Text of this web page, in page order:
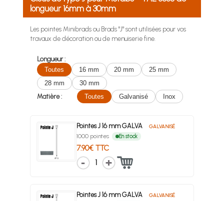
longueur 16mm à 30mm
Les pointes Minibrads ou Brads "J" sont utilisées pour vos
travaux de décoration ou de menuiserie fine.
Longueur :
Toutes
16 mm 20 mm
25 mm
28 mm
30 mm
Matière :
Toutes Galvanisé Inox
Pointes J 16 mm GALVA GALVANISÉ
1000 pointes En stock
7.90€ TTC
1
Pointes J 16 mm GALVA GALVANISÉ